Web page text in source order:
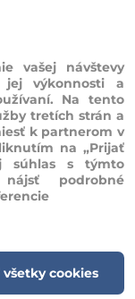
vašej návštevy
jej výkonnosti a
Na tento
tretích strán a
k partnerom v
na „Prijať
súhlas s týmto
podrobné
všetky cookies